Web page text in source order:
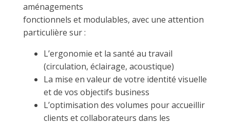
aménagements
fonctionnels et modulables, avec une attention
particulière sur :
L’ergonomie et la santé au travail
(circulation, éclairage, acoustique)
La mise en valeur de votre identité visuelle
et de vos objectifs business
L’optimisation des volumes pour accueillir
clients et collaborateurs dans les